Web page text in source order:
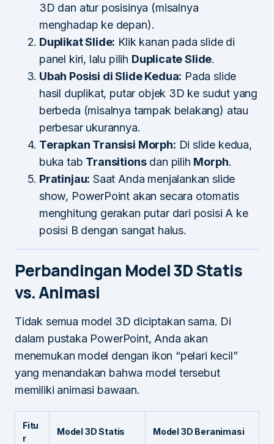
3D dan atur posisinya (misalnya
menghadap ke depan).
Duplikat Slide: Klik kanan pada slide di
panel kiri, lalu pilih Duplicate Slide.
Ubah Posisi di Slide Kedua: Pada slide
hasil duplikat, putar objek 3D ke sudut yang
berbeda (misalnya tampak belakang) atau
perbesar ukurannya.
Terapkan Transisi Morph: Di slide kedua,
buka tab Transitionsdan pilih Morph.
Pratinjau: Saat Anda menjalankan slide
show, PowerPoint akan secara otomatis
menghitung gerakan putar dari posisi A ke
posisi B dengan sangat halus.
Perbandingan Model 3D Statis
vs. Animasi
Tidak semua model 3D diciptakan sama. Di
dalam pustaka PowerPoint, Anda akan
menemukan model dengan ikon “pelari kecil”
yang menandakan bahwa model tersebut
memiliki animasi bawaan.
Fitu
r
Model 3D Statis Model 3D Beranimasi